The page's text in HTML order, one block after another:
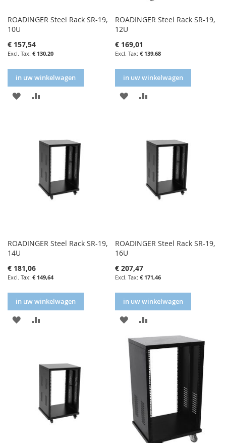
ROADINGER Steel Rack SR-19,
10U
€ 157,54
€ 130,20
in uw winkelwagen
IN
ROADINGER Steel Rack SR-19,
12U
€ 169,01
€ 139,68
in uw winkelwagen
IN
ROADINGER Steel Rack SR-19,
14U
€ 181,06
€ 149,64
in uw winkelwagen
IN
ROADINGER Steel Rack SR-19,
16U
€ 207,47
€ 171,46
in uw winkelwagen
IN
FAVORIETENLIJST
VERGELIJKEN